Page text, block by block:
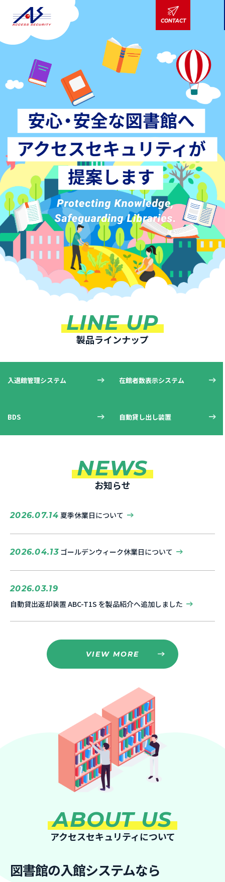
CONTACT
LINE UP
製品ラインナップ
入退館管理システム 在館者数表示システム
BDS 自動貸し出し装置
NEWS
お知らせ
2026.07.14 夏季休業日について
2026.04.13 ゴールデンウィーク休業日について
2026.03.19
自動貸出返却装置 ABC-T1S を製品紹介へ追加しました
VIEW MORE
ABOUT US
アクセスセキュリティについて
図書館の入館システムなら